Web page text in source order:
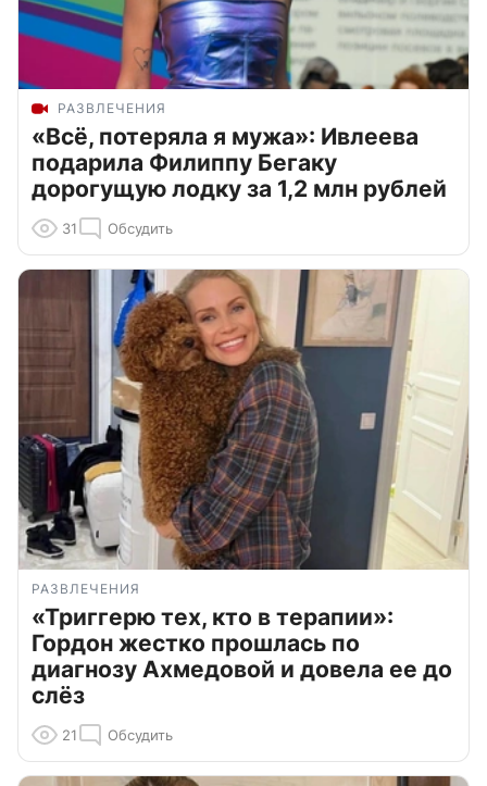
РАЗВЛЕЧЕНИЯ
«Всё, потеряла я мужа»: Ивлеева
подарила Филиппу Бегаку
дорогущую лодку за 1,2 млн рублей
31 Обсудить
РАЗВЛЕЧЕНИЯ
«Триггерю тех, кто в терапии»:
Гордон жестко прошлась по
диагнозу Ахмедовой и довела ее до
слёз
21 Обсудить